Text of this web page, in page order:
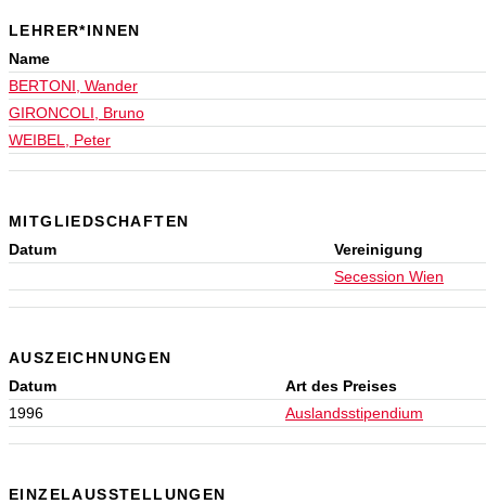
LEHRER*INNEN
Name
BERTONI, Wander
GIRONCOLI, Bruno
WEIBEL, Peter
MITGLIEDSCHAFTEN
Datum
Vereinigung
Secession Wien
AUSZEICHNUNGEN
Datum
Art des Preises
1996
Auslandsstipendium
EINZELAUSSTELLUNGEN